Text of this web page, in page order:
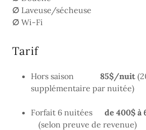
∅ Laveuse/sécheuse
∅ Wi-Fi
Tarif
Hors saison 85$/nuit
supplémentaire par nuitée)
Forfait 6 nuitées de 400$ à
(selon preuve de revenue)